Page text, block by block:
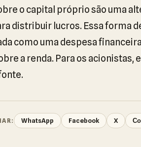
o capital próprio são uma
distribuir lucros. Essa forma
como uma despesa
a renda. Para os acionistas,
WhatsApp Facebook X